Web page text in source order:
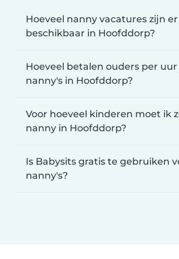
Hoeveel nanny vacatures zijn er
beschikbaar in Hoofddorp?
Hoeveel betalen ouders per uur
nanny's in Hoofddorp?
Voor hoeveel kinderen moet ik
nanny in Hoofddorp?
Is Babysits gratis te gebruiken
nanny's?